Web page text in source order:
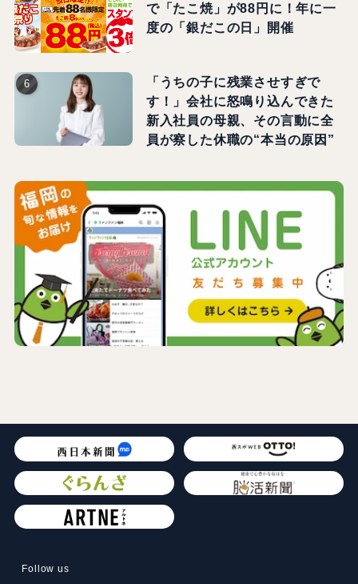
で「たこ焼」が88円に！年に一
度の「銀だこの日」開催
「うちの子に残業させすぎで
す！」会社に怒鳴り込んできた
新入社員の母親、その言動に全
員が察した休職の“本当の原因”
Follow us